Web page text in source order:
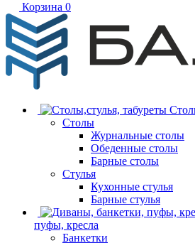
Корзина 0
Столы
Журнальные столы
Обеденные столы
Барные столы
Стулья
Кухонные стулья
Барные стулья
пуфы, кресла
Банкетки